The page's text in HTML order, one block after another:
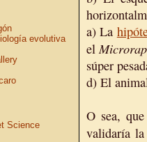
evolutiva
Science
a) La
el
súper
d) El
O sea,
validaría